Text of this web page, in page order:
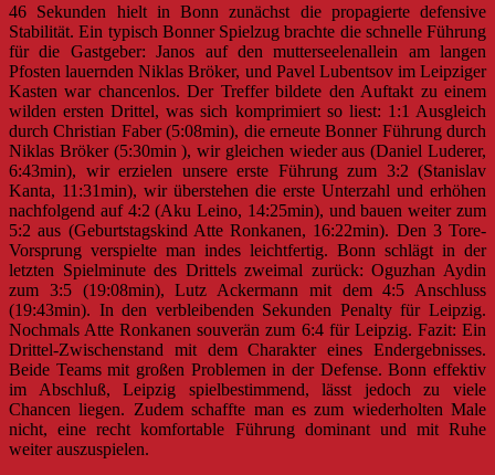
46 Sekunden hielt in Bonn zunächst die propagierte defensive
Stabilität. Ein typisch Bonner Spielzug brachte die schnelle Führung
für die Gastgeber: Janos auf den mutterseelenallein am langen
Pfosten lauernden Niklas Bröker, und Pavel Lubentsov im Leipziger
Kasten war chancenlos. Der Treffer bildete den Auftakt zu einem
wilden ersten Drittel, was sich komprimiert so liest: 1:1 Ausgleich
durch Christian Faber (5:08min), die erneute Bonner Führung durch
Niklas Bröker (5:30min ), wir gleichen wieder aus (Daniel Luderer,
6:43min), wir erzielen unsere erste Führung zum 3:2 (Stanislav
Kanta, 11:31min), wir überstehen die erste Unterzahl und erhöhen
nachfolgend auf 4:2 (Aku Leino, 14:25min), und bauen weiter zum
5:2 aus (Geburtstagskind Atte Ronkanen, 16:22min). Den 3 Tore-
Vorsprung verspielte man indes leichtfertig. Bonn schlägt in der
letzten Spielminute des Drittels zweimal zurück: Oguzhan Aydin
zum 3:5 (19:08min), Lutz Ackermann mit dem 4:5 Anschluss
(19:43min). In den verbleibenden Sekunden Penalty für Leipzig.
Nochmals Atte Ronkanen souverän zum 6:4 für Leipzig. Fazit: Ein
Drittel-Zwischenstand mit dem Charakter eines Endergebnisses.
Beide Teams mit großen Problemen in der Defense. Bonn effektiv
im Abschluß, Leipzig spielbestimmend, lässt jedoch zu viele
Chancen liegen. Zudem schaffte man es zum wiederholten Male
nicht, eine recht komfortable Führung dominant und mit Ruhe
weiter auszuspielen.